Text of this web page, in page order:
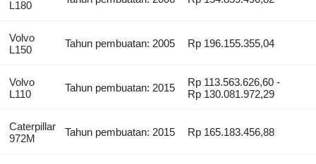
L180
Volvo
L150
Tahun pembuatan: 2005 Rp 196.155.355,04
Volvo
L110
Tahun pembuatan: 2015
Rp 113.563.626,60 -
Rp 130.081.972,29
Caterpillar
972M
Tahun pembuatan: 2015 Rp 165.183.456,88